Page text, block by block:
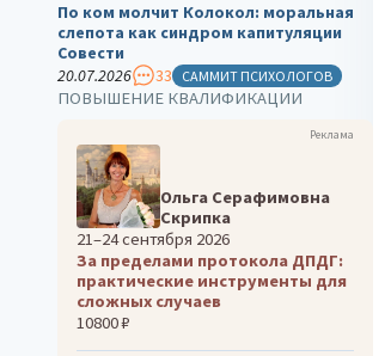
По ком молчит Колокол: моральная
слепота как синдром капитуляции
Совести
20.07.2026
33 САММИТ ПСИХОЛОГОВ
ПОВЫШЕНИЕ КВАЛИФИКАЦИИ
Реклама
Ольга Серафимовна
Скрипка
21–24 сентября 2026
За пределами протокола ДПДГ:
практические инструменты для
сложных случаев
10800 ₽